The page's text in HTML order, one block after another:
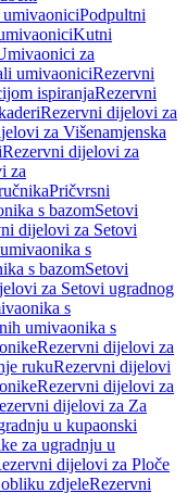
Podpultni
Kutni
za
umivaoniciRezervni
ispiranjaRezervni
Rezervni dijelovi za
za Višenamjenska
Rezervni dijelovi za
za
Pričvrsni
s bazomSetovi
dijelovi za Setovi
s
s bazomSetovi
za Setovi ugradnog
s
umivaonika s
Rezervni dijelovi za
rukuRezervni dijelovi
Rezervni dijelovi za
dijelovi za Za
u kupaonski
za ugradnju u
dijelovi za Ploče
zdjeleRezervni